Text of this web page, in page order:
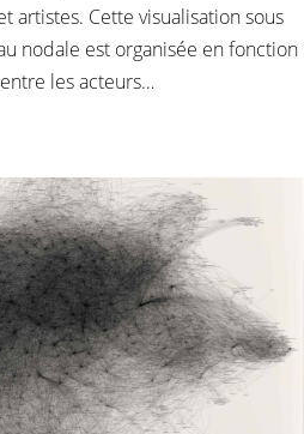
artistes. Cette visualisation sous
nodale est organisée en fonction
les acteurs…